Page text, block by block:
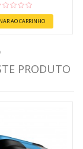
AO CARRINHO
PRODUTO